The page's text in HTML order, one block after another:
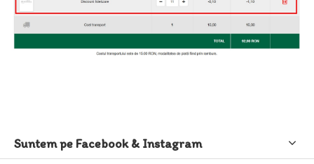
Suntem pe Facebook & Instagram